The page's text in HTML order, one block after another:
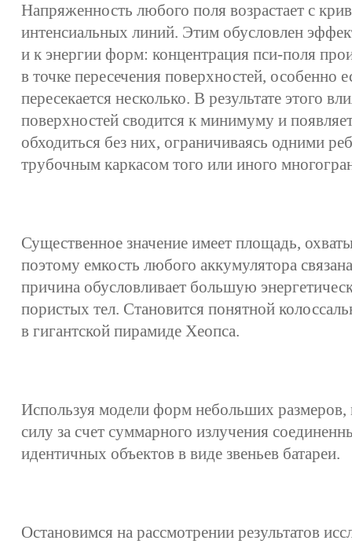
Напряженность любого поля возрастает с
интенсиальных линий. Этим обусловлен
и к энергии форм: концентрация пси-поля
в точке пересечения поверхностей, особенно
пересекается несколько. В результате этого
поверхностей сводится к минимуму и
обходиться без них, ограничиваясь одними
трубочным каркасом того или иного
Существенное значение имеет площадь,
поэтому емкость любого аккумулятора
причина обусловливает большую
пористых тел. Становится понятной
в гигантской пирамиде Хеопса.
Используя модели форм небольших
силу за счет суммарного излучения
идентичных объектов в виде звеньев батареи.
Остановимся на рассмотрении результатов